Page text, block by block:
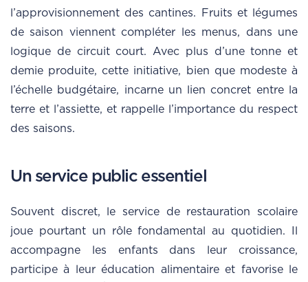
l’approvisionnement des cantines. Fruits et légumes
de saison viennent compléter les menus, dans une
logique de circuit court. Avec plus d’une tonne et
demie produite, cette initiative, bien que modeste à
l’échelle budgétaire, incarne un lien concret entre la
terre et l’assiette, et rappelle l’importance du respect
des saisons.
Un service public essentiel
Souvent discret, le service de restauration scolaire
joue pourtant un rôle fondamental au quotidien. Il
accompagne les enfants dans leur croissance,
participe à leur éducation alimentaire et favorise le